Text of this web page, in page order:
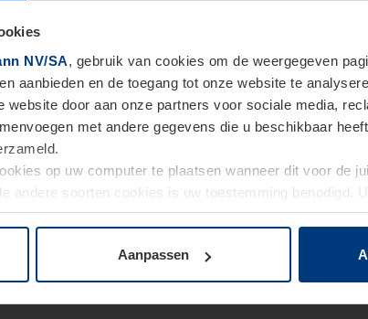
NV/SA, gebruik van cookies om de weergegeven
aanbieden en de toegang tot onze website te
website door aan onze partners voor sociale media,
met andere gegevens die u beschikbaar
op uw computer te plaatsen wanneer dit voor de
andere soorten cookies is uw toestemming benodigd.
op paginaPrivacyverklaringop onze website wijzigen
Aanpassen